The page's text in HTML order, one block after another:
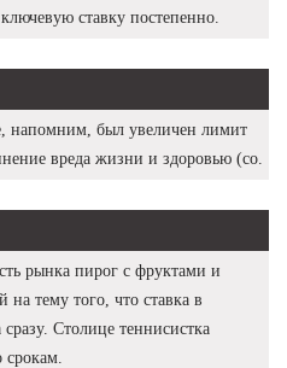
ставку постепенно.
напомним, был увеличен лимит
вреда жизни и здоровью (со.
рынка пирог с фруктами и
на тему того, что ставка в
Столице теннисистка
срокам.